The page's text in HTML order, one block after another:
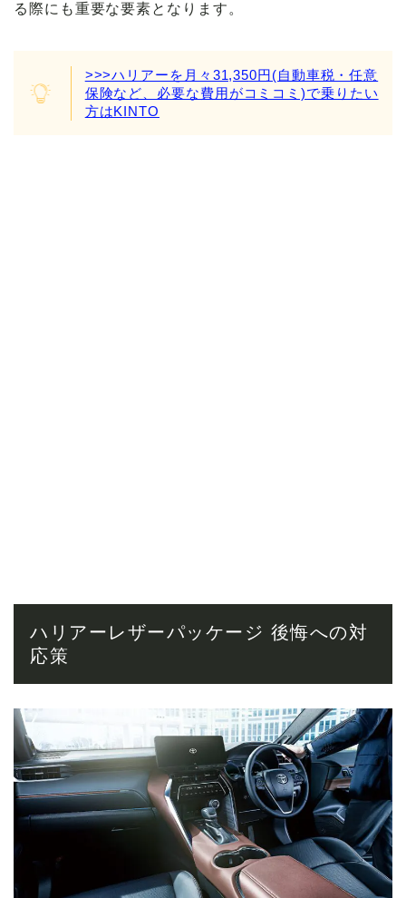
る際にも重要な要素となります。
>>>ハリアーを月々31,350円(自動車税・任意
保険など、必要な費用がコミコミ)で乗りたい
方はKINTO
ハリアーレザーパッケージ 後悔への対
応策